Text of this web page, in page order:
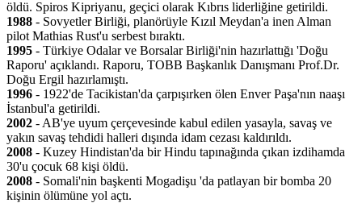
öldü. Spiros Kipriyanu, geçici olarak Kıbrıs liderliğine getirildi.
1988 - Sovyetler Birliği, planörüyle Kızıl Meydan'a inen Alman
pilot Mathias Rust'u serbest bıraktı.
1995 - Türkiye Odalar ve Borsalar Birliği'nin hazırlattığı 'Doğu
Raporu' açıklandı. Raporu, TOBB Başkanlık Danışmanı Prof.Dr.
Doğu Ergil hazırlamıştı.
1996 - 1922'de Tacikistan'da çarpışırken ölen Enver Paşa'nın naaşı
İstanbul'a getirildi.
2002 - AB'ye uyum çerçevesinde kabul edilen yasayla, savaş ve
yakın savaş tehdidi halleri dışında idam cezası kaldırıldı.
2008 - Kuzey Hindistan'da bir Hindu tapınağında çıkan izdihamda
30'u çocuk 68 kişi öldü.
2008 - Somali'nin başkenti Mogadişu 'da patlayan bir bomba 20
kişinin ölümüne yol açtı.